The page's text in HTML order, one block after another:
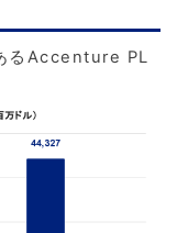
るAccenture PL